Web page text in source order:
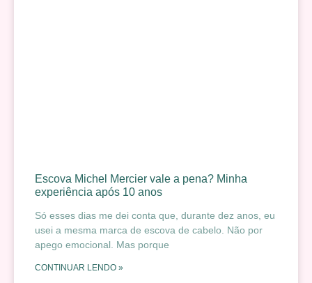
Escova Michel Mercier vale a pena? Minha
experiência após 10 anos
Só esses dias me dei conta que, durante dez anos, eu
usei a mesma marca de escova de cabelo. Não por
apego emocional. Mas porque
CONTINUAR LENDO »